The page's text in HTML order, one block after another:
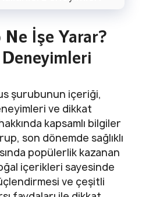
İşe Yarar?
Deneyimleri
şurubunun içeriği,
ve dikkat
kapsamlı bilgiler
son dönemde sağlıklı
popülerlik kazanan
içerikleri sayesinde
ve çeşitli